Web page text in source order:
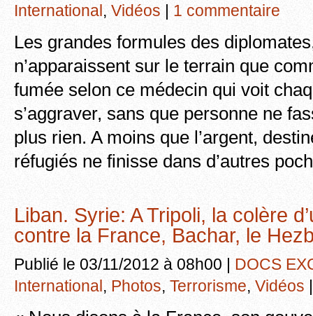
International, Vidéos | 1 commentaire
Les grandes formules des
n’apparaissent sur le terrain que
fumée selon ce médecin qui voit
s’aggraver, sans que personne ne
plus rien. A moins que l’argent,
réfugiés ne finisse dans d’autres
Liban. Syrie: A Tripoli, la colère
contre la France, Bachar, le
Publié le 03/11/2012 à 08h00 | DOCS
International, Photos, Terrorisme, Vidéos